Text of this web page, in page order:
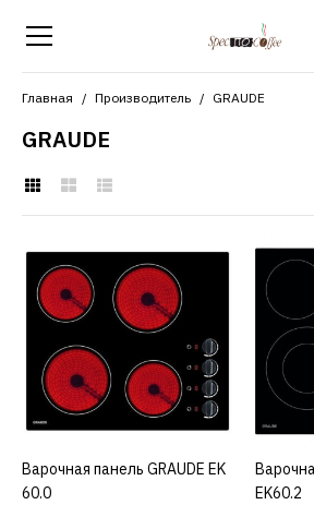
Главная Производитель GRAUDE
GRAUDE
GRAUDE
EK 60.0
16600р.
КУПИТЬ
Варочная панель GRAUDE EK
60.0
EK60.2